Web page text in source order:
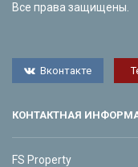
Все права защищены.
Вконтакте
КОНТАКТНАЯ
FS Property